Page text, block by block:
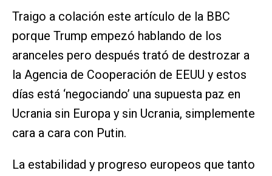
Traigo a colación este artículo de la BBC
porque Trump empezó hablando de los
aranceles pero después trató de destrozar a
la Agencia de Cooperación de EEUU y estos
días está ‘negociando’ una supuesta paz en
Ucrania sin Europa y sin Ucrania, simplemente
cara a cara con Putin.
La estabilidad y progreso europeos que tanto